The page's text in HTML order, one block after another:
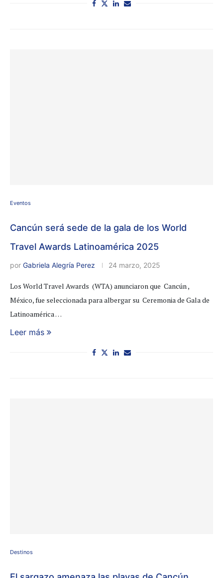
Eventos
Cancún será sede de la gala de los World
Travel Awards Latinoamérica 2025
por Gabriela Alegría Perez 24 marzo, 2025
Los World Travel Awards (WTA) anunciaron que Cancún ,
México, fue seleccionada para albergar su Ceremonia de Gala de
Latinoamérica …
Leer más
Destinos